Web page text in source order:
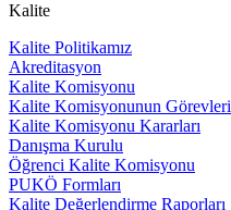
Kalite
Kalite Politikamız
Akreditasyon
Kalite Komisyonu
Kalite Komisyonunun Görevleri
Kalite Komisyonu Kararları
Danışma Kurulu
Öğrenci Kalite Komisyonu
PUKÖ Formları
Kalite Değerlendirme Raporları